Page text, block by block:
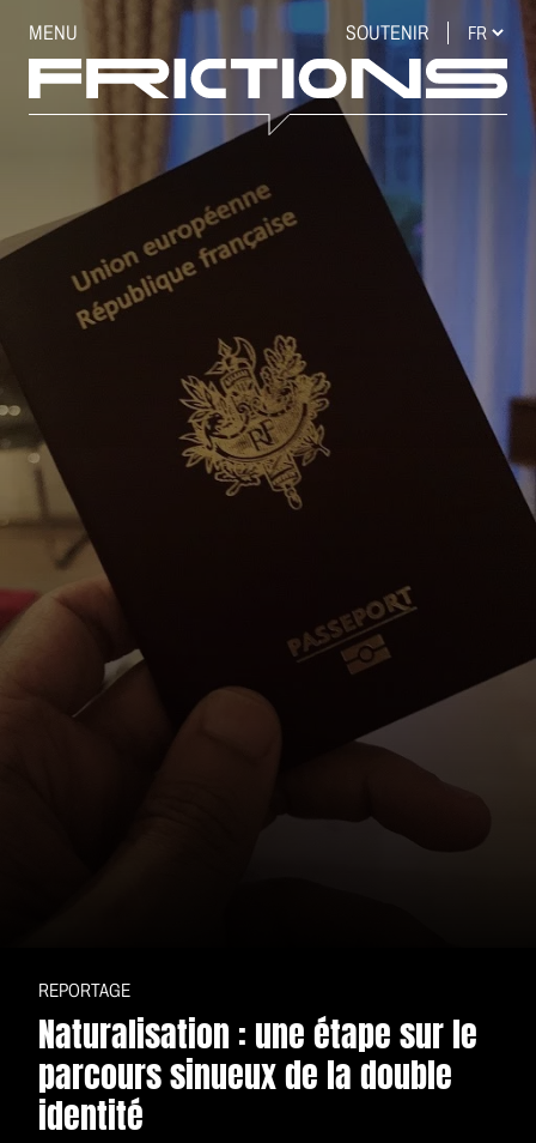
MENU SOUTENIR
REPORTAGE
Naturalisation : une étape sur le
parcours sinueux de la double
identité